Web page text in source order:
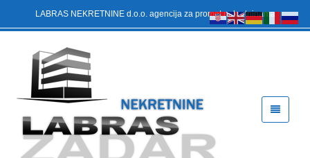
LABRAS NEKRETNINE d.o.o. agencija za promet nekretninama